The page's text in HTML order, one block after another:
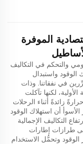
الموفرة
والتحكم في التكاليف
واستبدال
في نفقاتنا. وذات
لكنها تآكلت
زائدةً أثناء الرحلات
أن استهلاك الوقود
التكاليف الإجمالية
إلى طرازات إطارات
وتحمُّل الاستخدام